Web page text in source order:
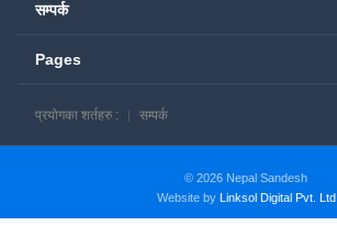
सम्पर्क
Pages
प्रयोगका शर्तहरु : सम्पर्क
© 2026 Nepal Sandesh
Website by Linksol Digital Pvt. Ltd